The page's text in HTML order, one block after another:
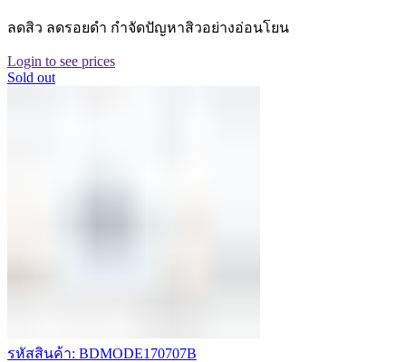
ลดสิว ลดรอยดำ กำจัดปัญหาสิวอย่างอ่อนโยน
Login to see prices
Sold out
รหัสสินค้า: BDMODE170707B